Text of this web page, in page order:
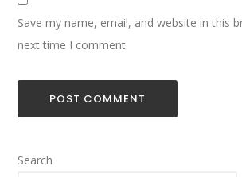
Save my name, email, and website in this
next time I comment.
Search